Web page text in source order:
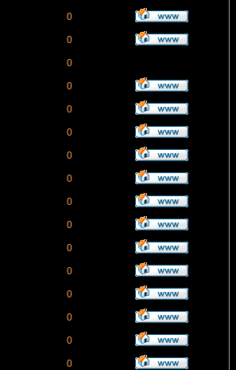
0
0
0
0
0
0
0
0
0
0
0
0
0
0
0
0